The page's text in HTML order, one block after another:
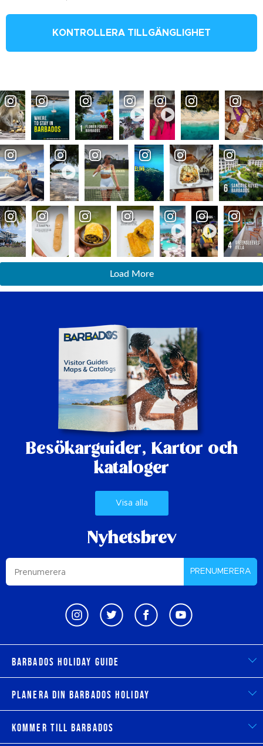
KONTROLLERA TILLGÄNGLIGHET
Load More
Besökarguider, Kartor och
kataloger
Visa alla
Nyhetsbrev
PRENUMERERA
Barbados Holiday Guide
Planera din Barbados Holiday
Kommer till Barbados